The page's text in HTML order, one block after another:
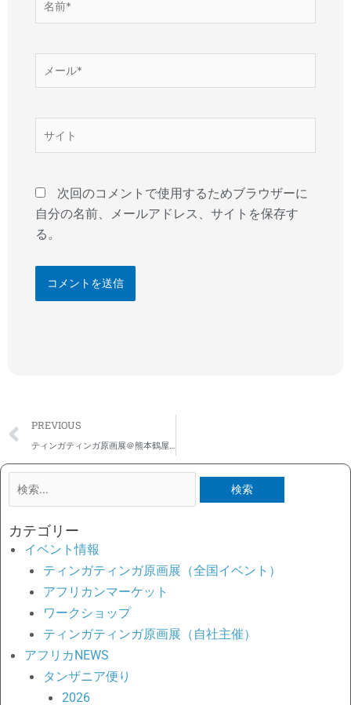
*
次回のコメントで使用するためブラウザーに
自分の名前、メールアドレス、サイトを保存す
る。
Prev
PREVIOUS
検
対
象:
カテゴリー
イベント情報
ティンガティンガ原画展（全国イベント）
アフリカンマーケット
ワークショップ
ティンガティンガ原画展（自社主催）
アフリカNEWS
タンザニア便り
2026